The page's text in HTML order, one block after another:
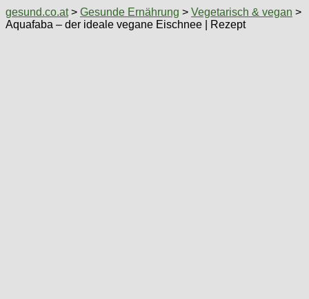
gesund.co.at> Gesunde Ernährung > Vegetarisch & vegan >
Aquafaba – der ideale vegane Eischnee | Rezept